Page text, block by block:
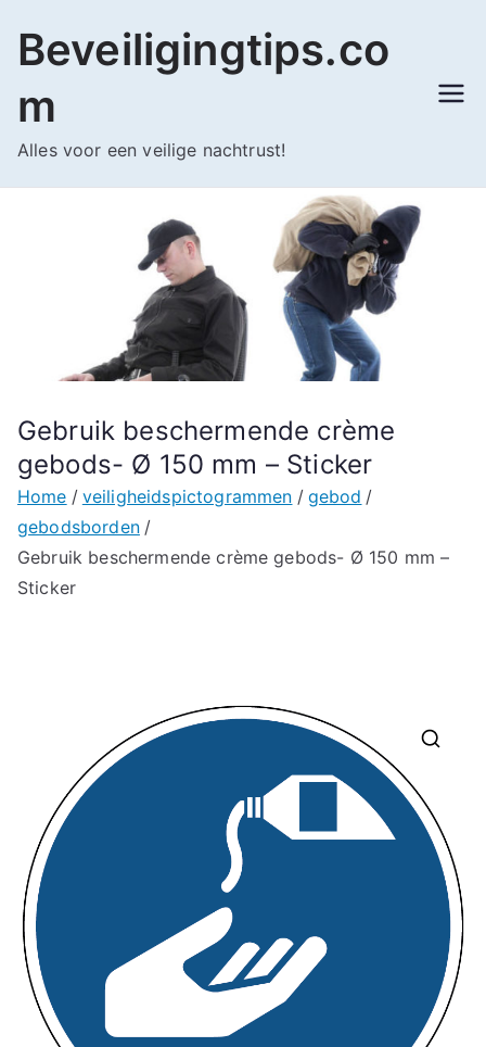
naar
inhoud
Beveiligingtips.co
m
Alles voor een veilige nachtrust!
Gebruik beschermende crème
gebods- Ø 150 mm – Sticker
Home veiligheidspictogrammen
gebod
gebodsborden
Gebruik beschermende crème gebods- Ø 150 mm –
Sticker